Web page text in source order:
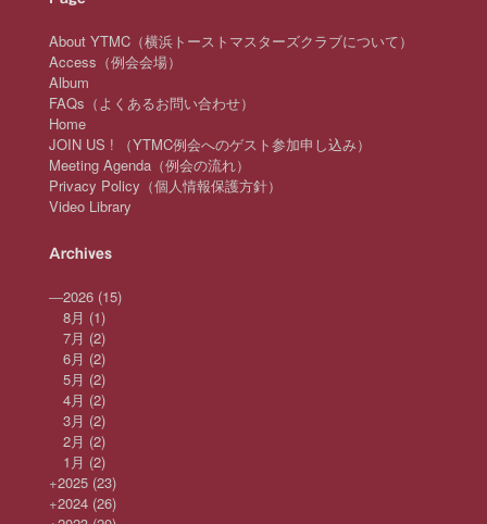
About YTMC（横浜トーストマスターズクラブについて）
Access（例会会場）
Album
FAQs（よくあるお問い合わせ）
Home
JOIN US ! （YTMC例会へのゲスト参加申し込み）
Meeting Agenda（例会の流れ）
Privacy Policy（個人情報保護方針）
Video Library
Archives
—2026 (15)
8月 (1)
7月 (2)
6月 (2)
5月 (2)
4月 (2)
3月 (2)
2月 (2)
1月 (2)
+2025 (23)
+2024 (26)